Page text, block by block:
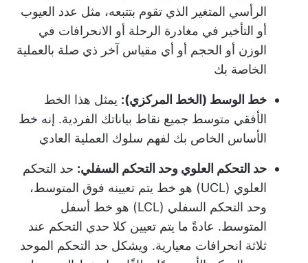
الرأسي المتغير الذي تقوم بتتبعه، مثل عدد العيوب
أو التأخير في مغادرة الرحلة أو الانحرافات في
الوزن أو الحجم أو أي مقياس آخر ذي صلة بالعملية
الخاصة بك
خط الوسط (الخط المركزي): يمثل هذا الخط
الأفقي متوسط جميع نقاط بياناتك الفردية. إنه خط
الأساس الخاص بك لفهم سلوك العملية العادي
حد التحكم العلوي وحد التحكم السفلي: حد التحكم
العلوي (UCL) هو خط يتم تعيينه فوق المتوسط،
وحد التحكم السفلي (LCL) هو خط أسفل
المتوسط. عادةً ما يتم تعيين كلا حدي التحكم عند
ثلاثة انحرافات معيارية. ويشكل حد التحكم الموحد